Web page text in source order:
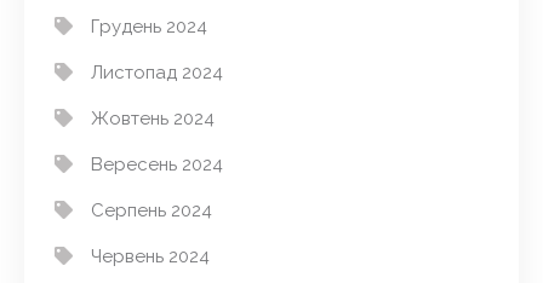
Грудень 2024
Листопад 2024
Жовтень 2024
Вересень 2024
Серпень 2024
Червень 2024